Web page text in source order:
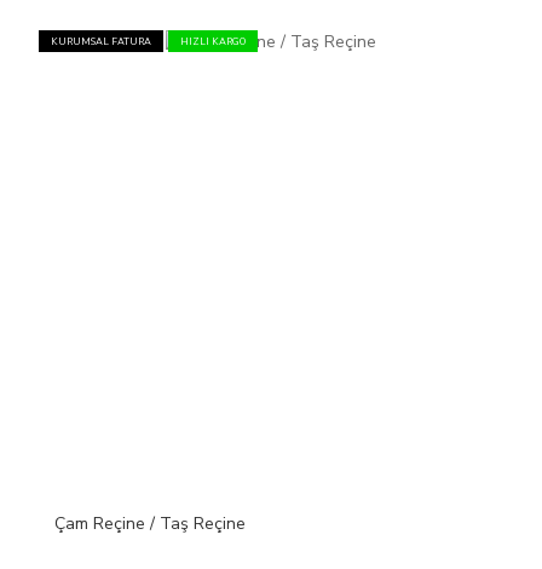
KURUMSAL FATURA HIZLI KARGO
Çam Reçine / Taş Reçine